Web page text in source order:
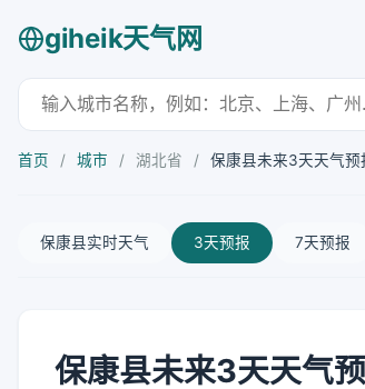
giheik天气网
首页 / 城市 / 湖北省 / 保康县未来3天天气预
保康县实时天气 3天预报 7天预报
保康县未来3天天气